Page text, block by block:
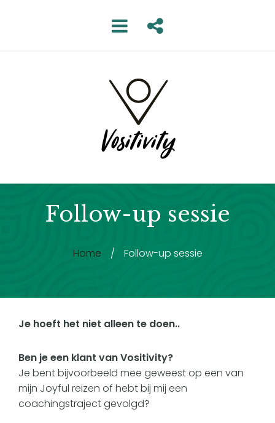
Follow-up sessie
Home / Follow-up sessie
Je hoeft het niet alleen te doen..
Ben je een klant van Vositivity?
Je bent bijvoorbeeld mee geweest op een van
mijn Joyful reizen of hebt bij mij een
coachingstraject gevolgd?